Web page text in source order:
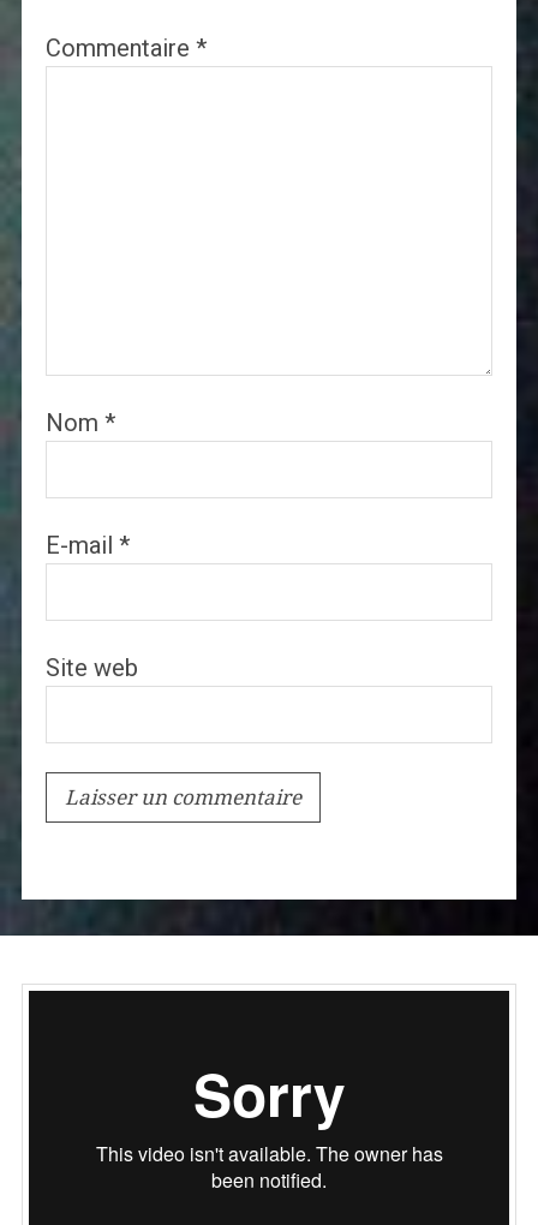
Commentaire *
Nom *
E-mail *
Site web